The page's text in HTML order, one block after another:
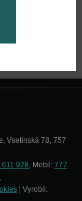
Vsetínská 78, 757
611 928, Mobil: 777
| Vyrobil: